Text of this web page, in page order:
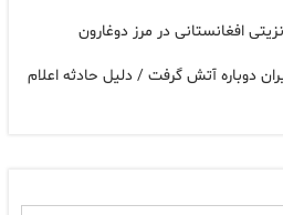
افغانستانی در مرز دوغارون
دوباره آتش گرفت / دلیل حادثه اعلام